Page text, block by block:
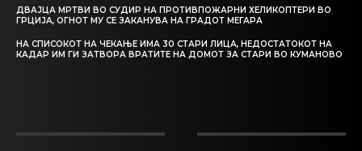
ДВАЈЦА МРТВИ ВО СУДИР НА ПРОТИВПОЖАРНИ ХЕЛИКОПТЕРИ ВО
ГРЦИЈА, ОГНОТ МУ СЕ ЗАКАНУВА НА ГРАДОТ МЕГАРА
НА СПИСОКОТ НА ЧЕКАЊЕ ИМА 30 СТАРИ ЛИЦА, НЕДОСТАТОКОТ НА
КАДАР ИМ ГИ ЗАТВОРА ВРАТИТЕ НА ДОМОТ ЗА СТАРИ ВО КУМАНОВО